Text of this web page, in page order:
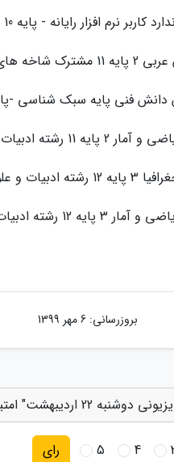
بروزرسانی: 6 مهر 1399
امتیاز دهید
4
5 رای